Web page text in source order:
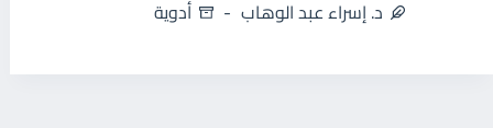
د. إسراء عبد الوهاب
أدوية